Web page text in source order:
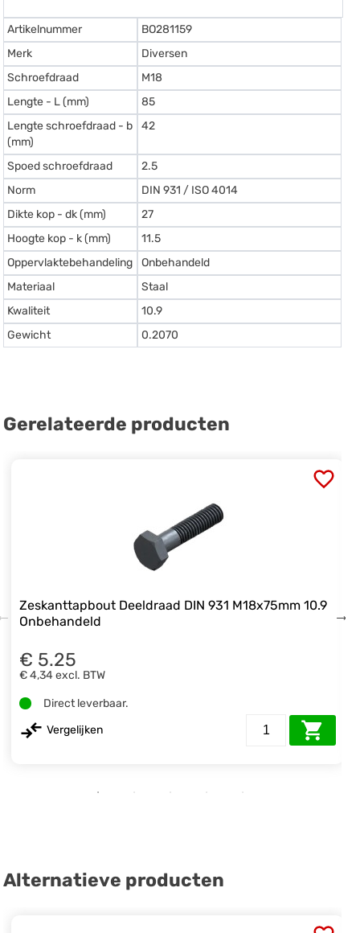
Artikelnummer
BO281159
Merk
Diversen
Schroefdraad
M18
Lengte - L (mm)
85
Lengte schroefdraad - b
(mm)
42
Spoed schroefdraad
2.5
Norm
DIN 931 / ISO 4014
Dikte kop - dk (mm)
27
Hoogte kop - k (mm)
11.5
Oppervlaktebehandeling
Onbehandeld
Materiaal
Staal
Kwaliteit
10.9
Gewicht
0.2070
Gerelateerde producten
Zeskanttapbout Deeldraad DIN 931 M18x75mm 10.9
Onbehandeld
€ 5.25
€ 4,34 excl. BTW
Direct leverbaar.
Vergelijken
Alternatieve producten